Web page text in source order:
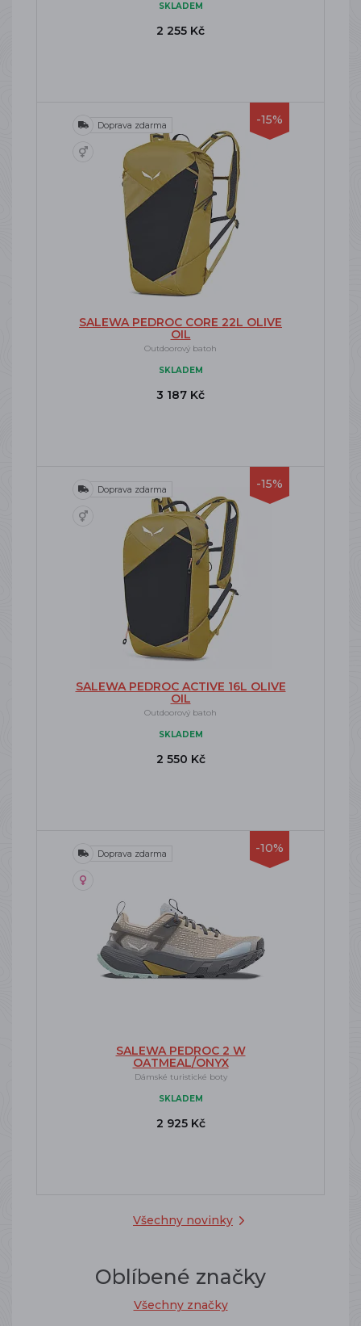
Všechny novinky
SKLADEM
2 255 Kč
-15%
Doprava zdarma
SALEWA PEDROC CORE 22L OLIVE
OIL
Outdoorový batoh
SKLADEM
3 187 Kč
-15%
Doprava zdarma
SALEWA PEDROC ACTIVE 16L OLIVE
OIL
Outdoorový batoh
SKLADEM
2 550 Kč
-10%
Doprava zdarma
SALEWA PEDROC 2 W
OATMEAL/ONYX
Dámské turistické boty
SKLADEM
2 925 Kč
Oblíbené značky
Všechny značky